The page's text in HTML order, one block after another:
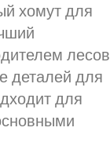
хомут для
лесов
деталей для
для